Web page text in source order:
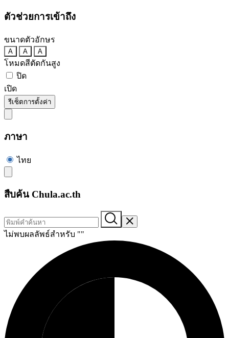
ตัวช่วยการเข้าถึง
ขนาดตัวอักษร
A A A
โหมดสีตัดกันสูง
ปิด
เปิด
รีเซ็ตการตั้งค่า
ภาษา
ไทย
สืบค้น Chula.ac.th
ไม่พบผลลัพธ์สำหรับ ""